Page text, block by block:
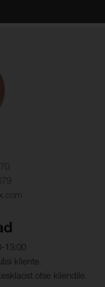
13:00
kliente.
otse kliendile.